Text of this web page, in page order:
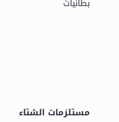
بطانيات
مستلزمات الشتاء